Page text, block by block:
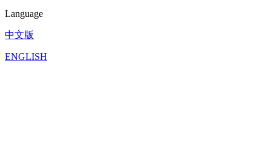
Language
中文版
ENGLISH